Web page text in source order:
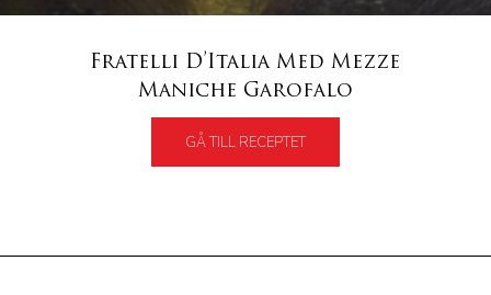
Fratelli D’Italia Med Mezze
Maniche Garofalo
GÅ TILL RECEPTET